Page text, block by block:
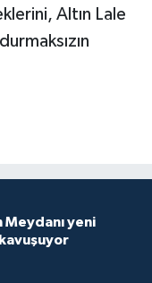
Altın Lale
Meydanı yeni